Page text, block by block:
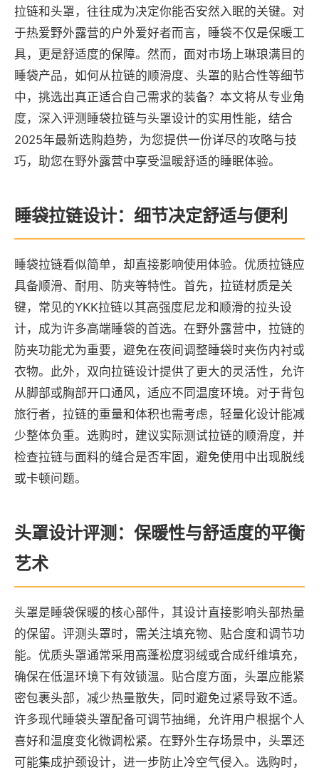
拉链和头罩，往往成为决定你能否安然入眠的关键。对
于热爱野外露营的户外爱好者而言，睡袋不仅是保暖工
具，更是舒适度的保障。然而，面对市场上琳琅满目的
睡袋产品，如何从拉链的顺滑度、头罩的贴合性等细节
中，挑选出真正适合自己需求的装备？本文将从专业角
度，深入评测睡袋拉链与头罩设计的实用性能，结合
2025年最新选购趋势，为您提供一份详尽的攻略与技
巧，助您在野外露营中享受温暖舒适的睡眠体验。
睡袋拉链设计：细节决定舒适与便利
睡袋拉链看似简单，却直接影响使用体验。优质拉链应
具备顺滑、耐用、防夹等特性。首先，拉链材质是关
键，常见的YKK拉链以其高强度尼龙和顺滑的拉头设
计，成为许多高端睡袋的首选。在野外露营中，拉链的
防夹功能尤为重要，避免在夜间调整睡袋时夹伤内衬或
衣物。此外，双向拉链设计提供了更大的灵活性，允许
从脚部或胸部开口通风，适应不同温度环境。对于背包
旅行者，拉链的重量和体积也需考虑，轻量化设计能减
少整体负重。选购时，建议实际测试拉链的顺滑度，并
检查拉链与面料的缝合是否牢固，避免使用中出现脱线
或卡顿问题。
头罩设计评测：保暖性与舒适度的平衡
艺术
头罩是睡袋保暖的核心部件，其设计直接影响头部热量
的保留。评测头罩时，需关注填充物、贴合度和调节功
能。优质头罩通常采用高蓬松度羽绒或合成纤维填充，
确保在低温环境下有效锁温。贴合度方面，头罩应能紧
密包裹头部，减少热量散失，同时避免过紧导致不适。
许多现代睡袋头罩配备可调节抽绳，允许用户根据个人
喜好和温度变化微调松紧。在野外生存场景中，头罩还
可能集成护颈设计，进一步防止冷空气侵入。选购时，